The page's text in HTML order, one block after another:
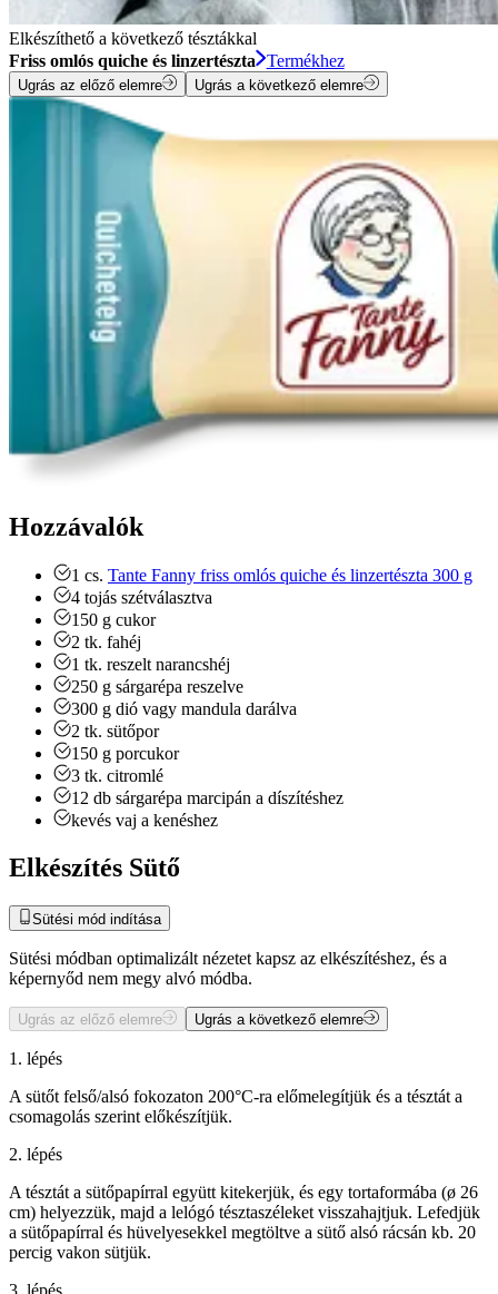
Elkészíthető a következő tésztákkal
Friss omlós quiche és linzertészta
Termékhez
Ugrás az előző elemre Ugrás a következő elemre
Hozzávalók
1 cs. Tante Fanny friss omlós quiche és linzertészta 300 g
4 tojás szétválasztva
150 g cukor
2 tk. fahéj
1 tk. reszelt narancshéj
250 g sárgarépa reszelve
300 g dió vagy mandula darálva
2 tk. sütőpor
150 g porcukor
3 tk. citromlé
12 db sárgarépa marcipán a díszítéshez
kevés vaj a kenéshez
Elkészítés Sütő
Sütési mód indítása
Sütési módban optimalizált nézetet kapsz az elkészítéshez, és a
képernyőd nem megy alvó módba.
Ugrás az előző elemre Ugrás a következő elemre
1. lépés
A sütőt felső/alsó fokozaton 200°C-ra előmelegítjük és a tésztát a
csomagolás szerint előkészítjük.
2. lépés
A tésztát a sütőpapírral együtt kitekerjük, és egy tortaformába (ø 26
cm) helyezzük, majd a lelógó tésztaszéleket visszahajtjuk. Lefedjük
a sütőpapírral és hüvelyesekkel megtöltve a sütő alsó rácsán kb. 20
percig vakon sütjük.
3. lépés